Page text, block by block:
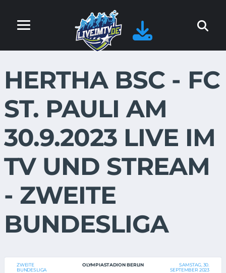
HERTHA BSC - FC
ST. PAULI AM
30.9.2023 LIVE IM
TV UND STREAM
- ZWEITE
BUNDESLIGA
ZWEITE
BUNDESLIGA
OLYMPIASTADION BERLIN
SAMSTAG, 30.
SEPTEMBER 2023